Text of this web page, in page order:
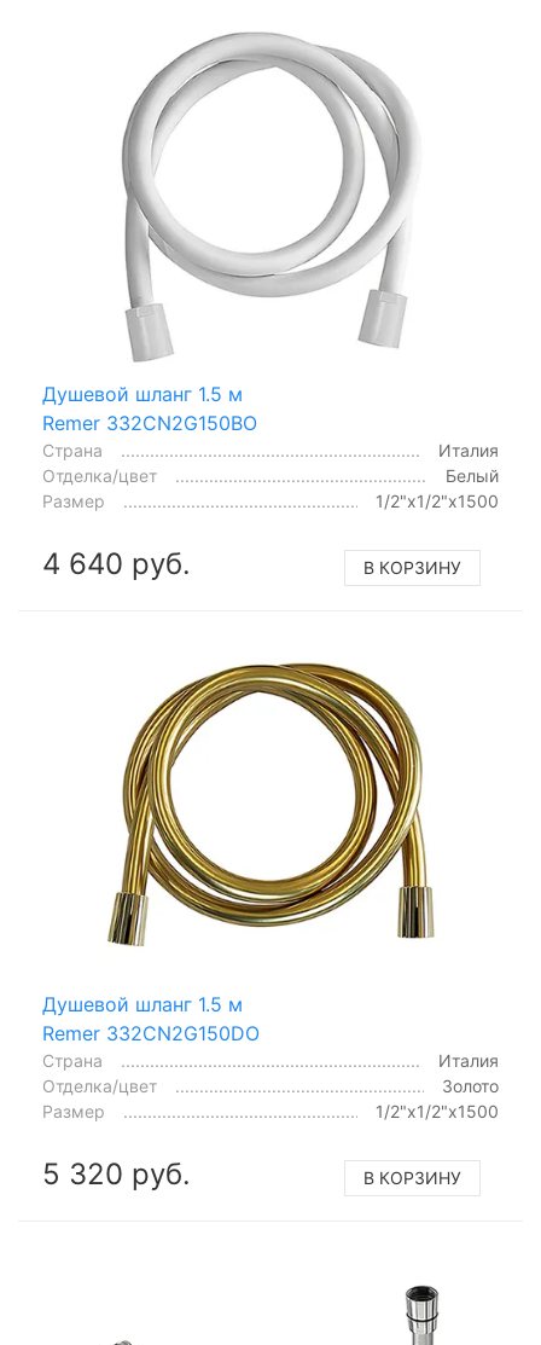
Душевой шланг 1.5 м
Remer 332CN2G150BO
Страна
Италия
Отделка/цвет
Белый
Размер
1/2"x1/2"x1500
4 640 руб. В КОРЗИНУ
Душевой шланг 1.5 м
Remer 332CN2G150DO
Страна
Италия
Отделка/цвет
Золото
Размер
1/2"x1/2"x1500
5 320 руб. В КОРЗИНУ